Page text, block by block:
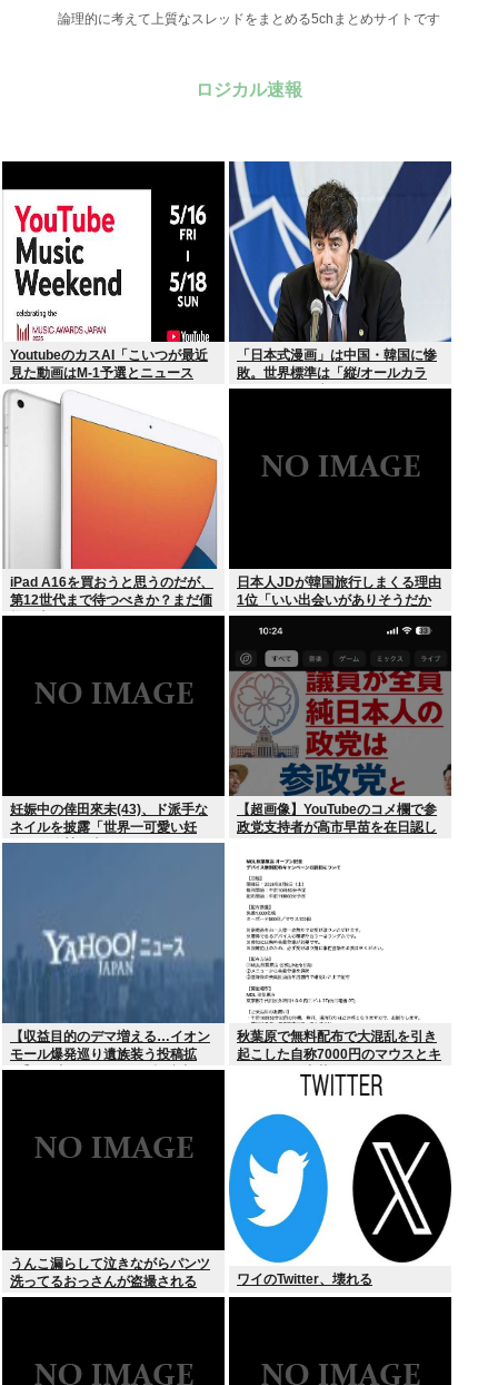
論理的に考えて上質なスレッドをまとめる5chまとめサイトです
ロジカル速報
YoutubeのカスAI「こいつが最近
見た動画はM-1予選とニュース
か…」
「日本式漫画」は中国・韓国に惨
敗。世界標準は「縦/オールカラ
ー」の”ウェブトゥーン”に
iPad A16を買おうと思うのだが、
第12世代まで待つべきか？まだ価
格が上がっていくようなら、いま
日本人JDが韓国旅行しまくる理由
1位「いい出会いがありそうだか
ら」
妊娠中の倖田來未(43)、ド派手な
ネイルを披露「世界一可愛い妊
婦」と称賛の声
【超画像】YouTubeのコメ欄で参
政党支持者が高市早苗を在日認し
【収益目的のデマ増える…イオン
モール爆発巡り遺族装う投稿拡
散】X（旧ツイッター）投稿者
秋葉原で無料配布で大混乱を引き
起こした自称7000円のマウスとキ
ーボード、中華サイトで1500円で
売られるゴミだったwww
うんこ漏らして泣きながらパンツ
洗ってるおっさんが盗撮される
ワイのTwitter、壊れる